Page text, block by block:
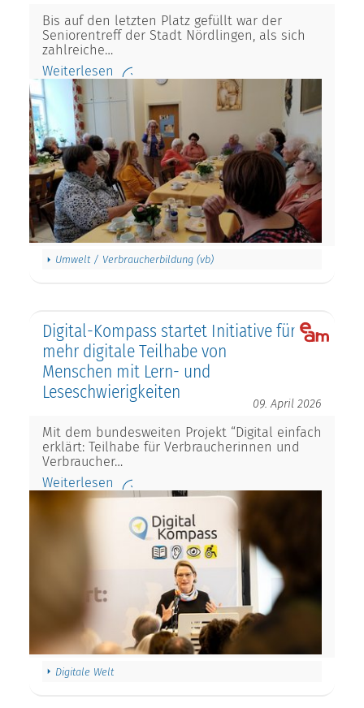
Bis auf den letzten Platz gefüllt war der
Seniorentreff der Stadt Nördlingen, als sich
zahlreiche…
Weiterlesen
Umwelt / Verbraucherbildung (vb)
Digital-Kompass startet Initiative für
mehr digitale Teilhabe von
Menschen mit Lern- und
Leseschwierigkeiten
09. April 2026
Mit dem bundesweiten Projekt “Digital einfach
erklärt: Teilhabe für Verbraucherinnen und
Verbraucher…
Weiterlesen
Digitale Welt